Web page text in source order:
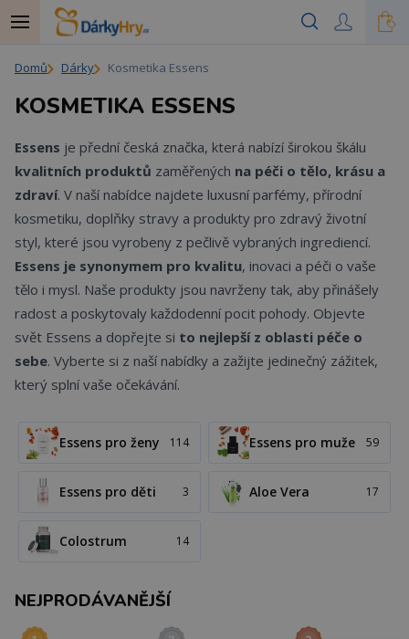
Domů Dárky Kosmetika Essens
KOSMETIKA ESSENS
Essens je přední česká značka, která nabízí širokou škálu
kvalitních produktů zaměřených na péči o tělo, krásu a
zdraví. V naší nabídce najdete luxusní parfémy, přírodní
kosmetiku, doplňky stravy a produkty pro zdravý životní
styl, které jsou vyrobeny z pečlivě vybraných ingrediencí.
Essens je synonymem pro kvalitu, inovaci a péči o vaše
tělo i mysl. Naše produkty jsou navrženy tak, aby přinášely
radost a poskytovaly každodenní pocit pohody. Objevte
svět Essens a dopřejte si to nejlepší z oblasti péče o
sebe. Vyberte si z naší nabídky a zažijte jedinečný zážitek,
který splní vaše očekávání.
Essens pro ženy 114 Essens pro muže 59
Essens pro děti 3 Aloe Vera 17
Colostrum 14
NEJPRODÁVANĚJŠÍ